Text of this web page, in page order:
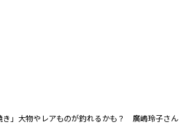
」大物やレアものが釣れるかも？ 廣嶋玲子さん